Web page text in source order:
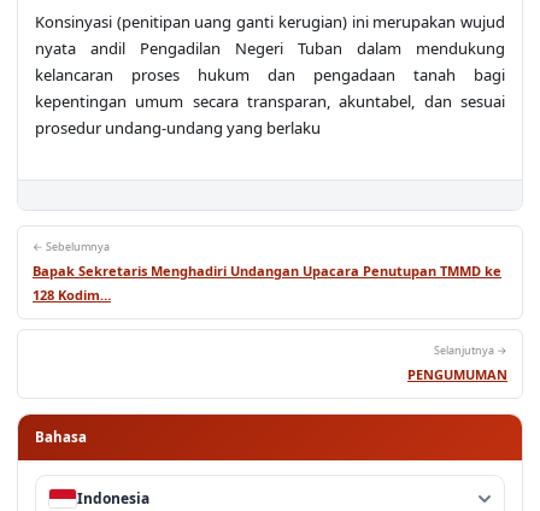
Konsinyasi (penitipan uang ganti kerugian) ini merupakan wujud
nyata andil Pengadilan Negeri Tuban dalam mendukung
kelancaran proses hukum dan pengadaan tanah bagi
kepentingan umum secara transparan, akuntabel, dan sesuai
prosedur undang-undang yang berlaku
← Sebelumnya
Bapak Sekretaris Menghadiri Undangan Upacara Penutupan TMMD ke
128 Kodim…
Selanjutnya →
PENGUMUMAN
Bahasa
Indonesia